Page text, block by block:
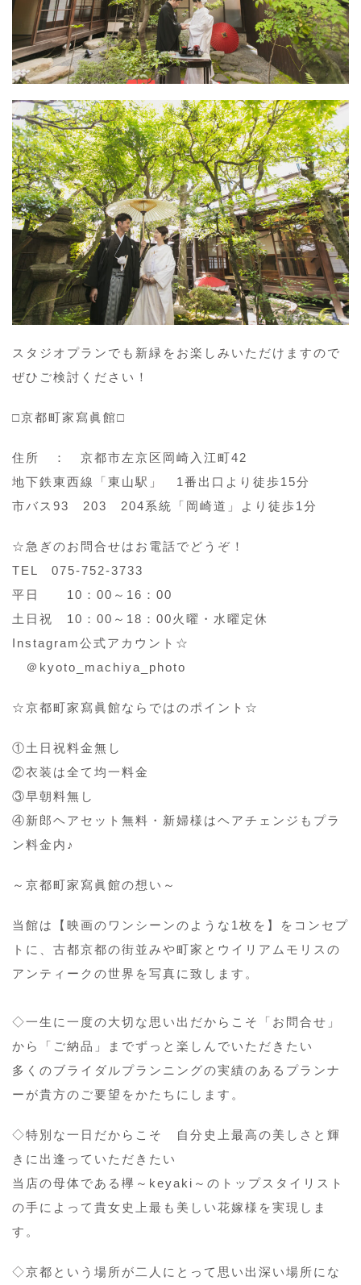
スタジオプランでも新緑をお楽しみいただけますので
ぜひご検討ください！
□京都町家寫眞館□
住所 ： 京都市左京区岡崎入江町42
地下鉄東西線「東山駅」 1番出口より徒歩15分
市バス93 203 204系統「岡崎道」より徒歩1分
☆急ぎのお問合せはお電話でどうぞ！
TEL 075-752-3733
平日 10：00～16：00
土日祝 10：00～18：00火曜・水曜定休
Instagram公式アカウント☆
＠kyoto_machiya_photo
☆京都町家寫眞館ならではのポイント☆
①土日祝料金無し
②衣装は全て均一料金
③早朝料無し
④新郎ヘアセット無料・新婦様はヘアチェンジもプラ
ン料金内♪
～京都町家寫眞館の想い～
当館は【映画のワンシーンのような1枚を】をコンセプ
トに、古都京都の街並みや町家とウイリアムモリスの
アンティークの世界を写真に致します。
◇一生に一度の大切な思い出だからこそ「お問合せ」
から「ご納品」までずっと楽しんでいただきたい
多くのブライダルプランニングの実績のあるプランナ
ーが貴方のご要望をかたちにします。
◇特別な一日だからこそ 自分史上最高の美しさと輝
きに出逢っていただきたい
当店の母体である欅～keyaki～のトップスタイリスト
の手によって貴女史上最も美しい花嫁様を実現しま
す。
◇京都という場所が二人にとって思い出深い場所にな